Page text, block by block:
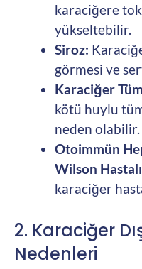
karaciğere
yükseltebilir.
Siroz:
görmesi ve
Karaciğer
kötü huylu
neden olabilir.
Otoimmün
Wilson
karaciğer
2. Karaciğer
Nedenleri